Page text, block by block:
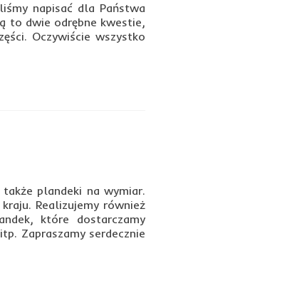
napisać dla Państwa
to dwie odrębne kwestie,
Oczywiście wszystko
plandeki na wymiar.
Realizujemy również
które dostarczamy
Zapraszamy serdecznie